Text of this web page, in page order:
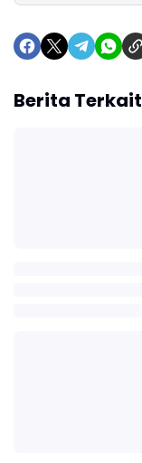
Berita Terkait